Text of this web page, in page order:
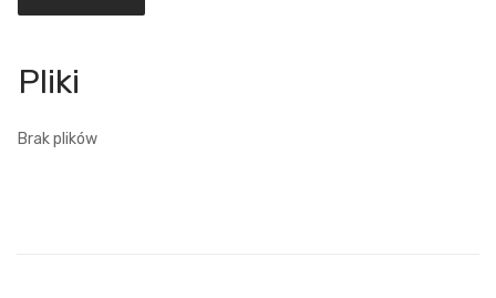
Brak plików